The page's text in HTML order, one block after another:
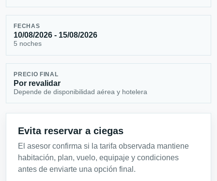
FECHAS
10/08/2026 - 15/08/2026
5 noches
PRECIO FINAL
Por revalidar
Depende de disponibilidad aérea y hotelera
Evita reservar a ciegas
El asesor confirma si la tarifa observada mantiene
habitación, plan, vuelo, equipaje y condiciones
antes de enviarte una opción final.